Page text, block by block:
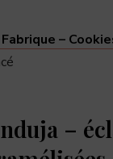
–
–